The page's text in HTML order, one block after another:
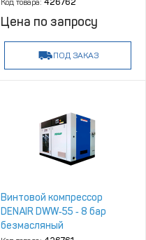
Код товара: 426762
Цена по запросу
ПОД ЗАКАЗ
Винтовой компрессор
DENAIR DWW‑55 ‑ 8 бар
безмасляный